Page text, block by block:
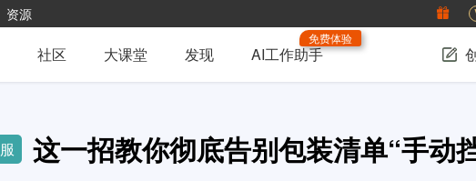
资源
社区 大课堂 发现 AI工作助手
免费体验
服 这一招教你彻底告别包装清单“手动